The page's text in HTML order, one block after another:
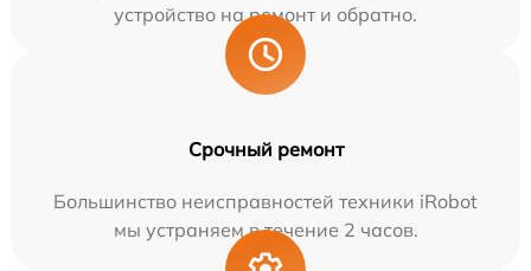
устройство на ремонт и обратно.
Срочный ремонт
Большинство неисправностей техники iRobot
мы устраняем в течение 2 часов.